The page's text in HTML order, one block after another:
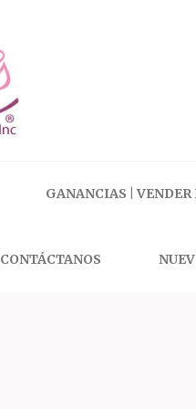
GANANCIAS |
CONTÁCTANOS